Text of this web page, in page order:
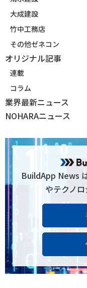
大成建設
竹中工務店
その他ゼネコン
オリジナル記事
連載
コラム
業界最新ニュース
NOHARAニュース
BuildApp News
やテクノロ